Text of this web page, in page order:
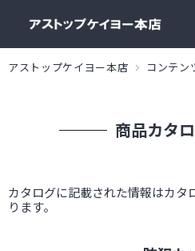
アストップケイヨー本店 コンテン
商品カタ
カタログに記載された情報はカタ
ります。